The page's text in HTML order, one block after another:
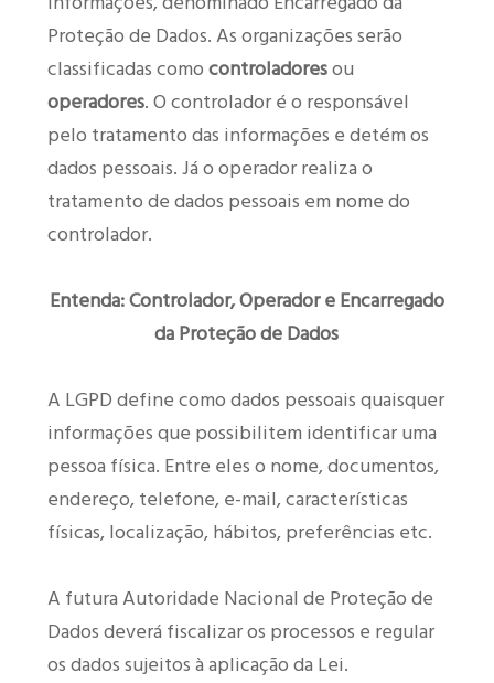
Proteção de Dados. As organizações serão
classificadas comocontroladoresou
operadores. O controlador é o responsável
pelo tratamento das informações e detém os
dados pessoais. Já o operador realiza o
tratamento de dados pessoais em nome do
controlador.
Entenda: Controlador, Operador e Encarregado
da Proteção de Dados
A LGPD define como dados pessoais quaisquer
informações que possibilitem identificar uma
pessoa física. Entre eles o nome, documentos,
endereço, telefone, e-mail, características
físicas, localização, hábitos, preferências etc.
A futura Autoridade Nacional de Proteção de
Dados deverá fiscalizar os processos e regular
os dados sujeitos à aplicação da Lei.